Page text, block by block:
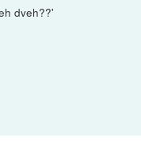
dveh??'